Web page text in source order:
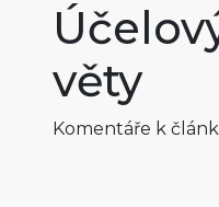
věty
Komentáře k